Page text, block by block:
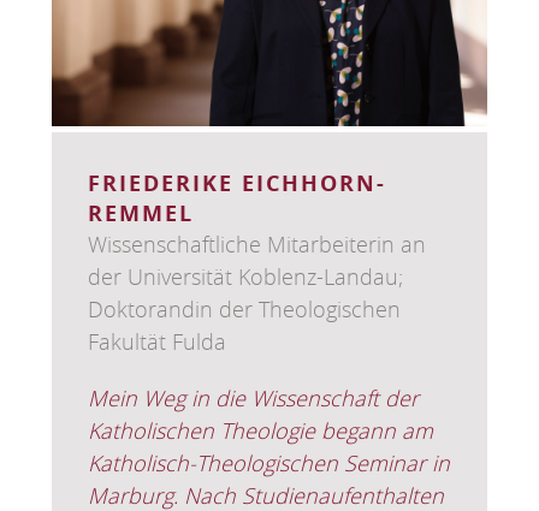
FRIEDERIKE EICHHORN-
REMMEL
Wissenschaftliche Mitarbeiterin an
der Universität Koblenz-Landau;
Doktorandin der Theologischen
Fakultät Fulda
Mein Weg in die Wissenschaft der
Katholischen Theologie begann am
Katholisch-Theologischen Seminar in
Marburg. Nach Studienaufenthalten